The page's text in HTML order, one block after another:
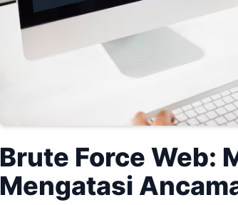
Brute Force Web:
Mengatasi